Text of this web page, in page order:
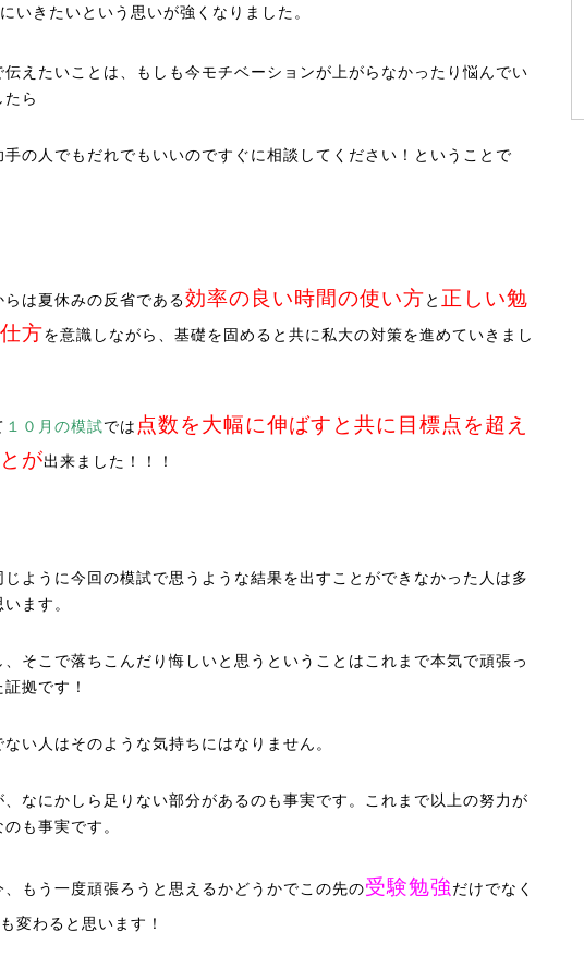
にいきたいという思いが強くなりました。
伝えたいことは、もしも今モチベーションが上がらなかったり悩んでい
たら
手の人でもだれでもいいのですぐに相談してください！ということで
らは夏休みの反省である効率の良い時間の使い方と 正しい勉
方を意識しながら、基礎を固めると共に私大の対策を進めていきまし
１０月の模試では 点数を大幅に伸ばすと共に目標点を超え
が出来ました！！！
じように今回の模試で思うような結果を出すことができなかった人は多
ます。
、そこで落ちこんだり悔しいと思うということはこれまで本気で頑張っ
拠です！
ない人はそのような気持ちにはなりません。
、なにかしら足りない部分があるのも事実です。これまで以上の努力が
も事実です。
、もう一度頑張ろうと思えるかどうかでこの先の受験勉強だけでなく
も変わると思います！